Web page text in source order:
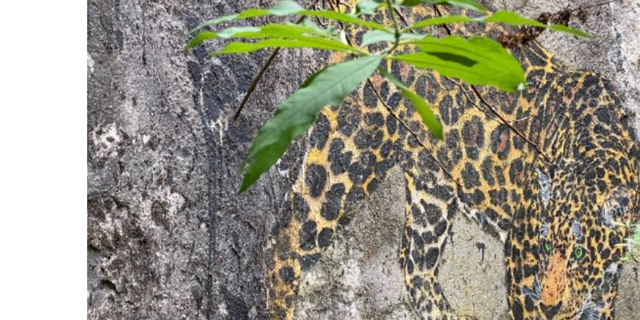
Dom und Michaeliskirche in
Hildesheim
Karolingisches Westwerk und
Corvey